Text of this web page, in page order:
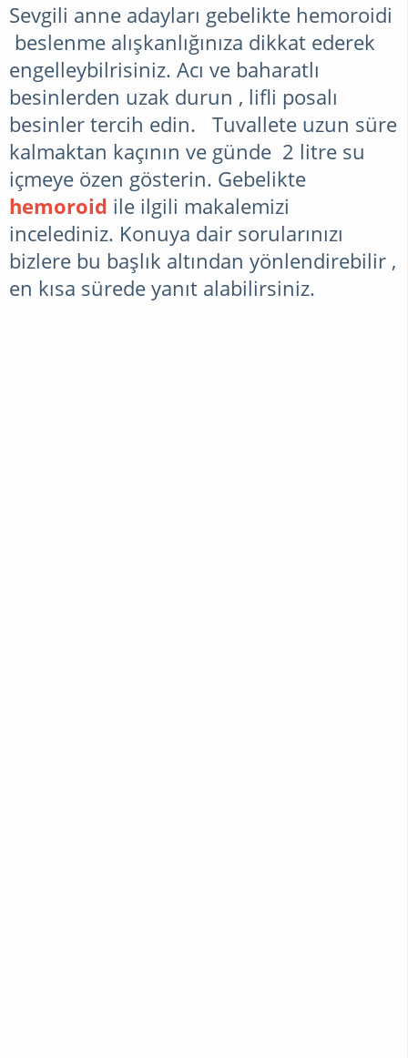
Sevgili anne adayları gebelikte hemoroidi
beslenme alışkanlığınıza dikkat ederek
engelleybilrisiniz. Acı ve baharatlı
besinlerden uzak durun , lifli posalı
besinler tercih edin. Tuvallete uzun süre
kalmaktan kaçının ve günde 2 litre su
içmeye özen gösterin. Gebelikte
hemoroid ile ilgili makalemizi
incelediniz. Konuya dair sorularınızı
bizlere bu başlık altından yönlendirebilir ,
en kısa sürede yanıt alabilirsiniz.